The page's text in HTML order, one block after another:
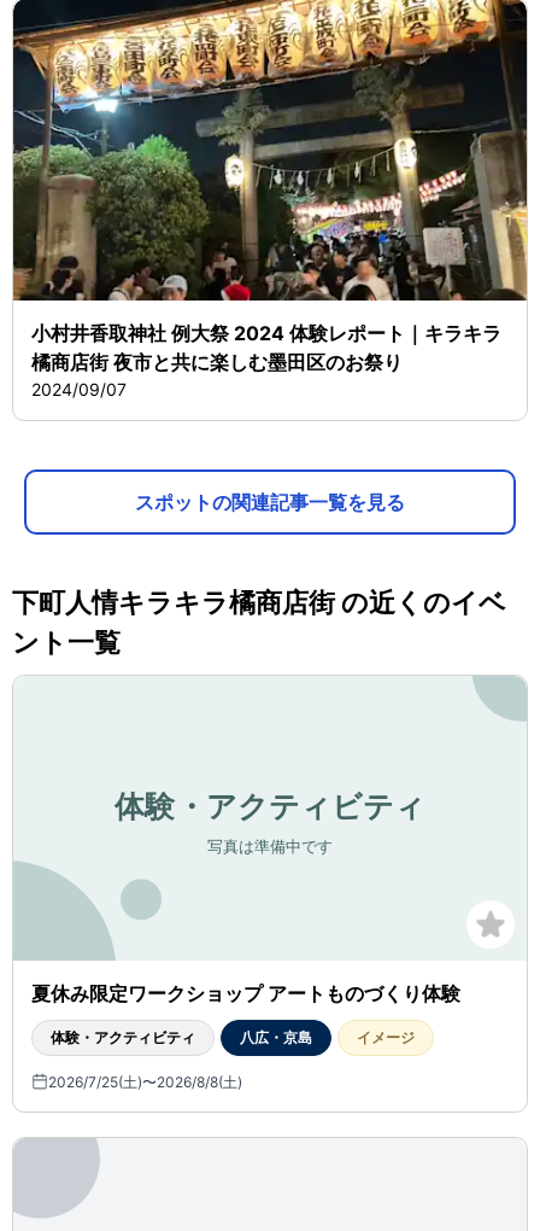
小村井香取神社 例大祭 2024 体験レポート｜キラキラ
橘商店街 夜市と共に楽しむ墨田区のお祭り
2024/09/07
スポットの関連記事一覧を見る
下町人情キラキラ橘商店街 の近くのイベ
ント一覧
夏休み限定ワークショップ アートものづくり体験
体験・アクティビティ 八広・京島 イメージ
2026/7/25(土)〜2026/8/8(土)